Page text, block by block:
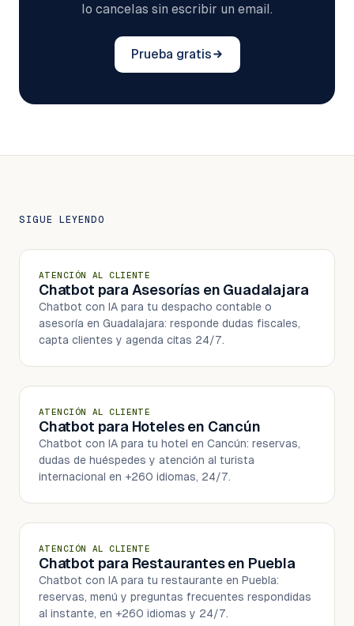
lo cancelas sin escribir un email.
Prueba gratis
SIGUE LEYENDO
ATENCIÓN AL CLIENTE
Chatbot para Asesorías en Guadalajara
Chatbot con IA para tu despacho contable o
asesoría en Guadalajara: responde dudas fiscales,
capta clientes y agenda citas 24/7.
ATENCIÓN AL CLIENTE
Chatbot para Hoteles en Cancún
Chatbot con IA para tu hotel en Cancún: reservas,
dudas de huéspedes y atención al turista
internacional en +260 idiomas, 24/7.
ATENCIÓN AL CLIENTE
Chatbot para Restaurantes en Puebla
Chatbot con IA para tu restaurante en Puebla:
reservas, menú y preguntas frecuentes respondidas
al instante, en +260 idiomas y 24/7.